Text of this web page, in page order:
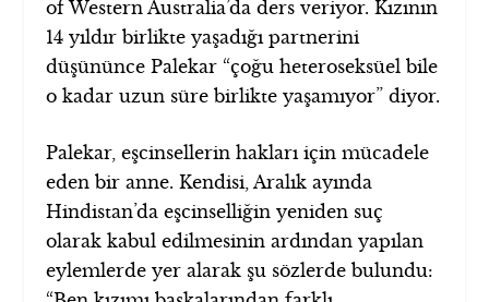
of Western Australia’da ders veriyor. Kızının
14 yıldır birlikte yaşadığı partnerini
düşününce Palekar “çoğu heteroseksüel bile
o kadar uzun süre birlikte yaşamıyor” diyor.
Palekar, eşcinsellerin hakları için mücadele
eden bir anne. Kendisi, Aralık ayında
Hindistan’da eşcinselliğin yeniden suç
olarak kabul edilmesinin ardından yapılan
eylemlerde yer alarak şu sözlerde bulundu: